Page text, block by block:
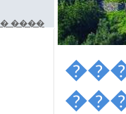
����